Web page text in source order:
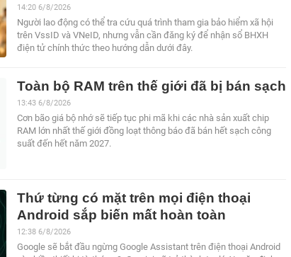
14:20 6/8/2026
Người lao động có thể tra cứu quá trình tham gia bảo hiểm xã hội
trên VssID và VNeID, nhưng vẫn cần đăng ký để nhận sổ BHXH
điện tử chính thức theo hướng dẫn dưới đây.
Toàn bộ RAM trên thế giới đã bị bán sạch
13:43 6/8/2026
Cơn bão giá bộ nhớ sẽ tiếp tục phi mã khi các nhà sản xuất chip
RAM lớn nhất thế giới đồng loạt thông báo đã bán hết sạch công
suất đến hết năm 2027.
Thứ từng có mặt trên mọi điện thoại
Android sắp biến mất hoàn toàn
12:38 6/8/2026
Google sẽ bắt đầu ngừng Google Assistant trên điện thoại Android